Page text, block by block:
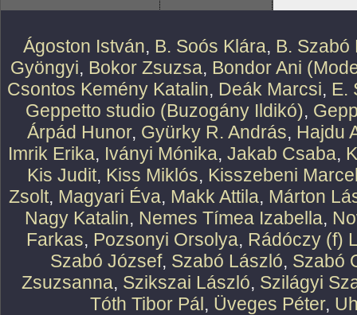
Ágoston István, B. Soós Klára, B. Szabó
Gyöngyi, Bokor Zsuzsa, Bondor Ani
Csontos Kemény Katalin, Deák Marcsi, E.
Geppetto studio (Buzogány Ildikó),
Árpád Hunor, Gyürky R. András, Hajdu
Imrik Erika, Iványi Mónika, Jakab Csaba,
Kis Judit, Kiss Miklós, Kisszebeni
Zsolt, Magyari Éva, Makk Attila, Márton
Nagy Katalin, Nemes Tímea Izabella,
Farkas, Pozsonyi Orsolya, Rádóczy (f)
Szabó József, Szabó László, Szabó
Zsuzsanna, Szikszai László, Szilágyi
Tóth Tibor Pál, Üveges Péter,